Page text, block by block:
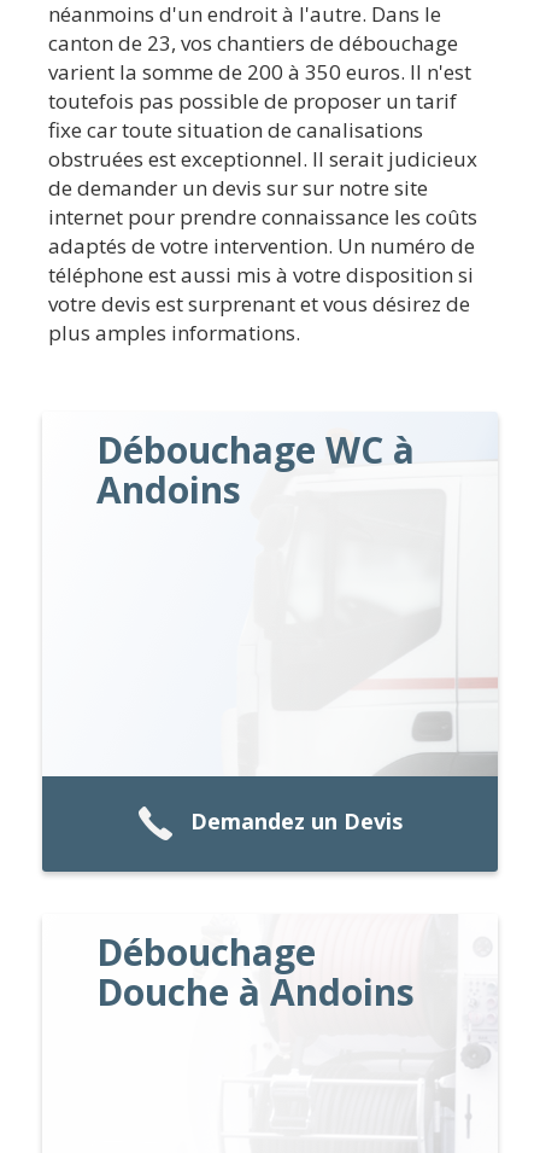
néanmoins d'un endroit à l'autre. Dans le
canton de 23, vos chantiers de débouchage
varient la somme de 200 à 350 euros. Il n'est
toutefois pas possible de proposer un tarif
fixe car toute situation de canalisations
obstruées est exceptionnel. Il serait judicieux
de demander un devis sur sur notre site
internet pour prendre connaissance les coûts
adaptés de votre intervention. Un numéro de
téléphone est aussi mis à votre disposition si
votre devis est surprenant et vous désirez de
plus amples informations.
Débouchage WC à
Andoins
Demandez un Devis
Débouchage
Douche à Andoins